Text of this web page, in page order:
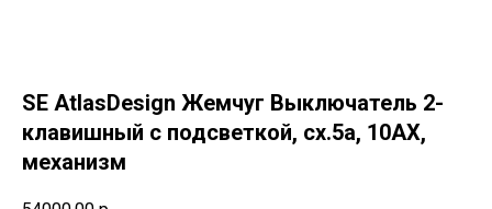
SE AtlasDesign Жемчуг Выключатель 2-
клавишный с подсветкой, сх.5а, 10АХ,
механизм